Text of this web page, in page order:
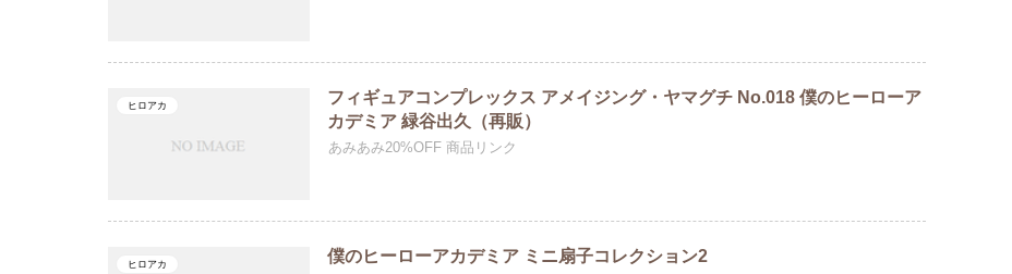
ヒロアカ
フィギュアコンプレックス アメイジング・ヤマグチ No.018 僕のヒーローア
カデミア 緑谷出久（再販）
あみあみ20%OFF 商品リンク
ヒロアカ 僕のヒーローアカデミア ミニ扇子コレクション2